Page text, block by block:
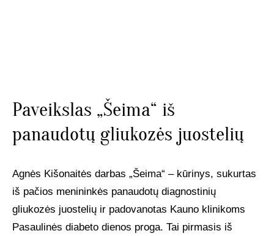
Paveikslas „Šeima“ iš
panaudotų gliukozės juostelių
Agnės Kišonaitės darbas „Šeima“ – kūrinys, sukurtas
iš pačios menininkės panaudotų diagnostinių
gliukozės juostelių ir padovanotas Kauno klinikoms
Pasaulinės diabeto dienos proga. Tai pirmasis iš